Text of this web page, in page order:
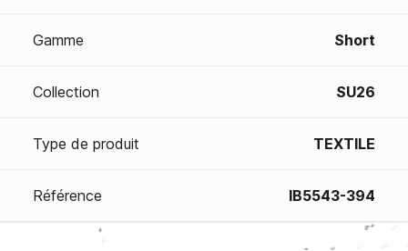
Gamme Short
Collection SU26
Type de produit TEXTILE
Référence IB5543-394